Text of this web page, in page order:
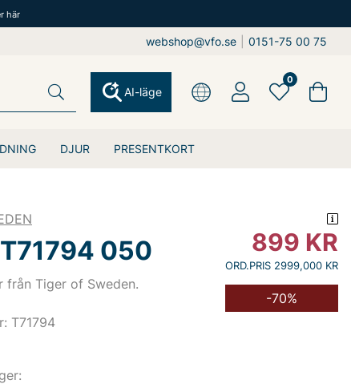
här
webshop@vfo.se 0151-75 00 75
DJUR PRESENTKORT
AI-läge
0
050
från Tiger of Sweden.
T71794
899 KR
ORD.PRIS 2999,000 KR
-70%